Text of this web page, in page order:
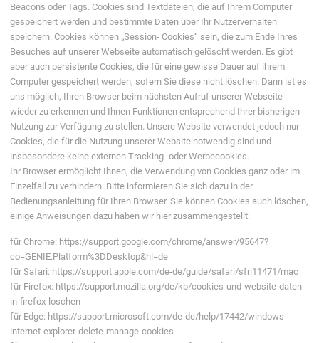
Beacons oder Tags. Cookies sind Textdateien, die auf Ihrem Computer
gespeichert werden und bestimmte Daten über Ihr Nutzerverhalten
speichern. Cookies können „Session- Cookies“ sein, die zum Ende Ihres
Besuches auf unserer Webseite automatisch gelöscht werden. Es gibt
aber auch persistente Cookies, die für eine gewisse Dauer auf ihrem
Computer gespeichert werden, sofern Sie diese nicht löschen. Dann ist es
uns möglich, Ihren Browser beim nächsten Aufruf unserer Webseite
wieder zu erkennen und Ihnen Funktionen entsprechend Ihrer bisherigen
Nutzung zur Verfügung zu stellen. Unsere Website verwendet jedoch nur
Cookies, die für die Nutzung unserer Website notwendig sind und
insbesondere keine externen Tracking- oder Werbecookies.
Ihr Browser ermöglicht Ihnen, die Verwendung von Cookies ganz oder im
Einzelfall zu verhindern. Bitte informieren Sie sich dazu in der
Bedienungsanleitung für Ihren Browser. Sie können Cookies auch löschen,
einige Anweisungen dazu haben wir hier zusammengestellt:
für Chrome: https://support.google.com/chrome/answer/95647?
co=GENIE.Platform%3DDesktop&hl=de
für Safari: https://support.apple.com/de-de/guide/safari/sfri11471/mac
für Firefox: https://support.mozilla.org/de/kb/cookies-und-website-daten-
in-firefox-loschen
für Edge: https://support.microsoft.com/de-de/help/17442/windows-
internet-explorer-delete-manage-cookies